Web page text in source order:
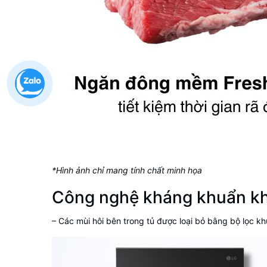
*Hình ảnh chỉ mang tính chất minh họa
Công nghệ kháng khuẩn
– Các mùi hôi bên trong tủ được loại bỏ bằng bộ lọc